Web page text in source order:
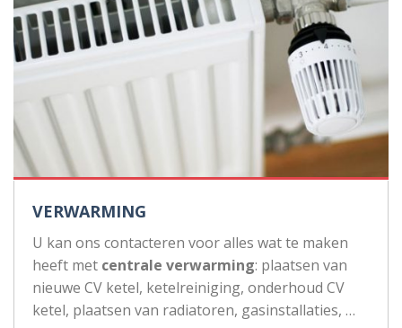
VERWARMING
U kan ons contacteren voor alles wat te maken
heeft met centrale verwarming: plaatsen van
nieuwe CV ketel, ketelreiniging, onderhoud CV
ketel, plaatsen van radiatoren, gasinstallaties, …